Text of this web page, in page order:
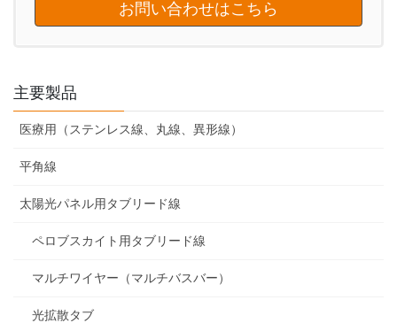
お問い合わせはこちら
主要製品
医療用（ステンレス線、丸線、異形線）
平角線
太陽光パネル用タブリード線
ペロブスカイト用タブリード線
マルチワイヤー（マルチバスバー）
光拡散タブ